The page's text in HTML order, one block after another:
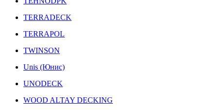
TERRADECK
TERRAPOL
TWINSON
Unis (Юнис)
UNODECK
WOOD ALTAY DECKING